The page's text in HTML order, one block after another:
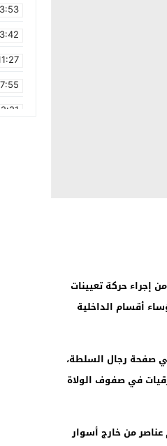
إجراء حركة تعيينات
أقسام الداخلية
صفحة رجال السلطة،
في صفوف الولاة
عناصر من خارج أسوار